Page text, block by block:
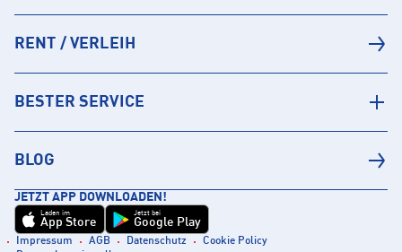
RENT / VERLEIH
BESTER SERVICE
BLOG
JETZT APP DOWNLOADEN!
Laden im
App Store
Jetzt bei
Google Play
Impressum AGB Datenschutz
Cookie Policy